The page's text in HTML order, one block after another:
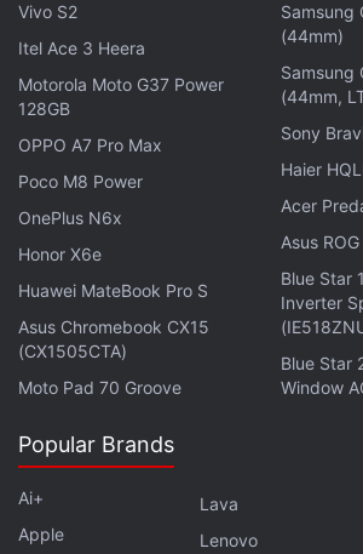
கொண்டுள்ளது என்று கூறுகிறது.
திட்டங்களைத் தேர்வுசெய்ய
டேட்டாவுடன் கூடிய ரூ.195 ப்ரீபெய்ட்
செய்யலாம். கிரிக்கெட் டேட்டா பேக் என
அறிமுகப்படுத்தப்பட்ட இதில் 15 ஜிபி
அடங்கும், அதே நேரத்தில் மற்ற
இருக்கும். இந்த திட்டம், குறைந்த
சேவைகளை எதிர்பார்க்கும் பயனர்களுக்கு
தேர்வாகும்.
Vivo S2
Itel Ace 3 Heera
Motorola Moto G37 Power
128GB
OPPO A7 Pro Max
Poco M8 Power
OnePlus N6x
Honor X6e
Huawei MateBook Pro S
Asus Chromebook CX15
(CX1505CTA)
Moto Pad 70 Groove
Samsung
(44mm)
Samsung
(44mm,
Sony
Haier
Acer
Asus
Blue Star
Inverter
Blue Star
Window
Popular Brands
Ai+
Apple
Lava
Lenovo